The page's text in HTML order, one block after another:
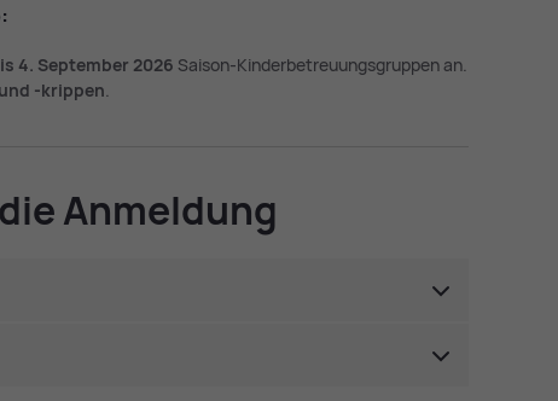
4. September 2026 Saison-Kinderbetreuungsgruppen an.
-krippen.
An­mel­dung